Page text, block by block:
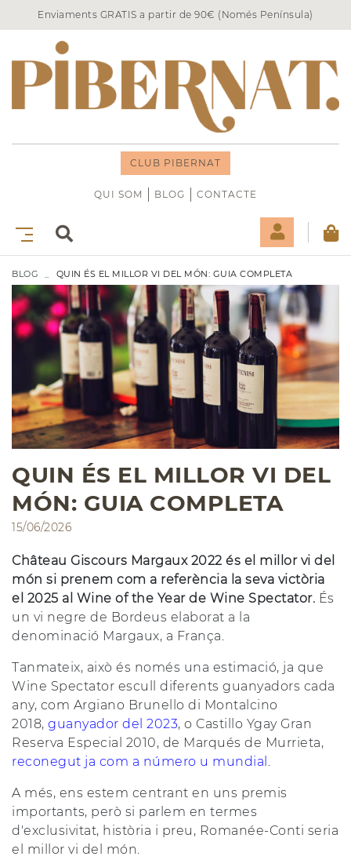
Enviaments GRATIS a partir de 90€ (Només Península)
CLUB PIBERNAT
QUI SOM BLOG CONTACTE
BLOG QUIN ÉS EL MILLOR VI DEL MÓN: GUIA COMPLETA
QUIN ÉS EL MILLOR VI DEL
MÓN: GUIA COMPLETA
15/06/2026
Château Giscours Margaux 2022 és el millor vi del
món si prenem com a referència la seva victòria
el 2025 al Wine of the Year de Wine Spectator. És
un vi negre de Bordeus elaborat a la
denominació Margaux, a França.
Tanmateix, això és només una estimació, ja que
Wine Spectator escull diferents guanyadors cada
any, com Argiano Brunello di Montalcino
2018, guanyador del 2023, o Castillo Ygay Gran
Reserva Especial 2010, de Marqués de Murrieta,
reconegut ja com a número u mundial .
A més, ens estem centrant en uns premis
importants, però si parlem en termes
d'exclusivitat, història i preu, Romanée-Conti seria
el millor vi del món.